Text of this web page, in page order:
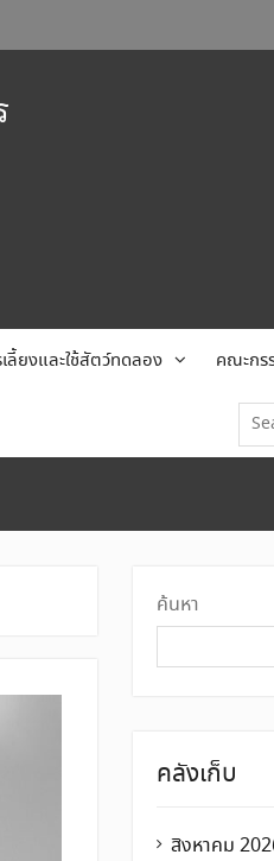
ลี้ยงและใช้สัตว์ทดลอง คณะกร
for:
ค้นหา
คลังเก็บ
สิงหาคม